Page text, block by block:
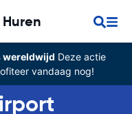
wereldwijd Deze actie
vandaag nog!